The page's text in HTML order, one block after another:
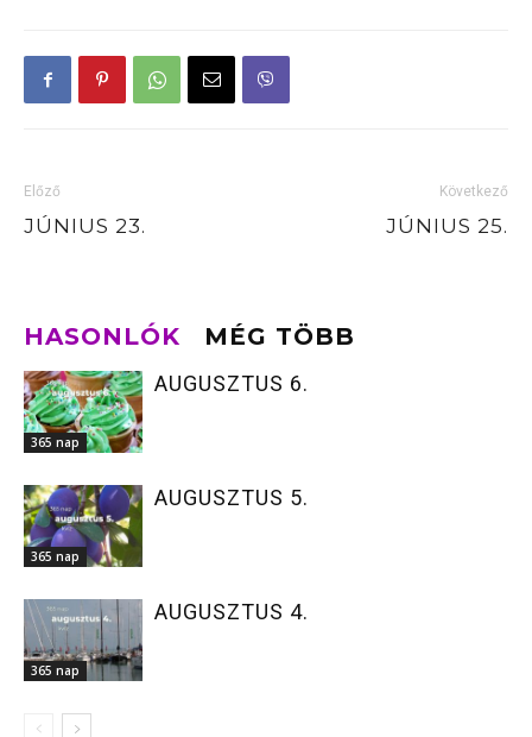
Előző
JÚNIUS 23.
Következő
JÚNIUS 25.
HASONLÓK MÉG TÖBB
365 nap
AUGUSZTUS 6.
365 nap
AUGUSZTUS 5.
365 nap
AUGUSZTUS 4.